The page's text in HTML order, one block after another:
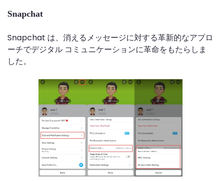
Snapchat
Snapchat は、消えるメッセージに対する革新的なアプロ
ーチでデジタル コミュニケーションに革命をもたらしま
した。